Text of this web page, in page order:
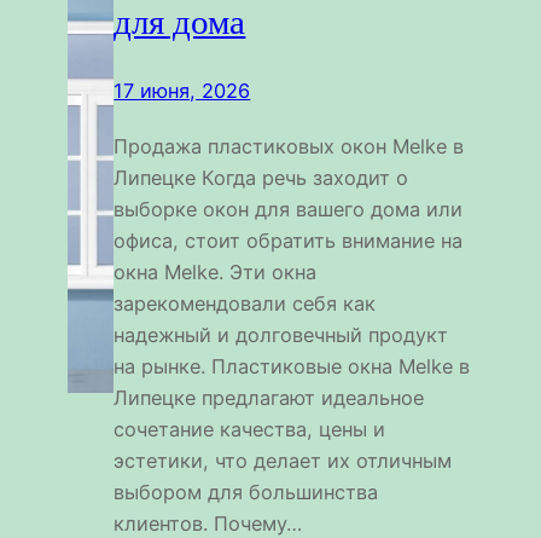
для дома
17 июня, 2026
Продажа пластиковых окон Melke в
Липецке Когда речь заходит о
выборке окон для вашего дома или
офиса, стоит обратить внимание на
окна Melke. Эти окна
зарекомендовали себя как
надежный и долговечный продукт
на рынке. Пластиковые окна Melke в
Липецке предлагают идеальное
сочетание качества, цены и
эстетики, что делает их отличным
выбором для большинства
клиентов. Почему…